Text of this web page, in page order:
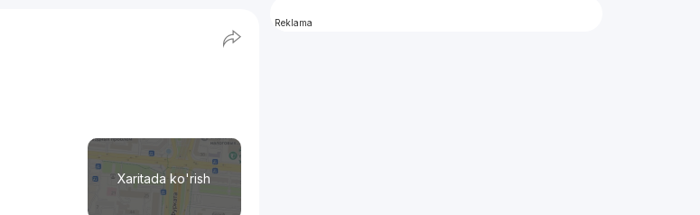
Xaritada ko'rish
Reklama